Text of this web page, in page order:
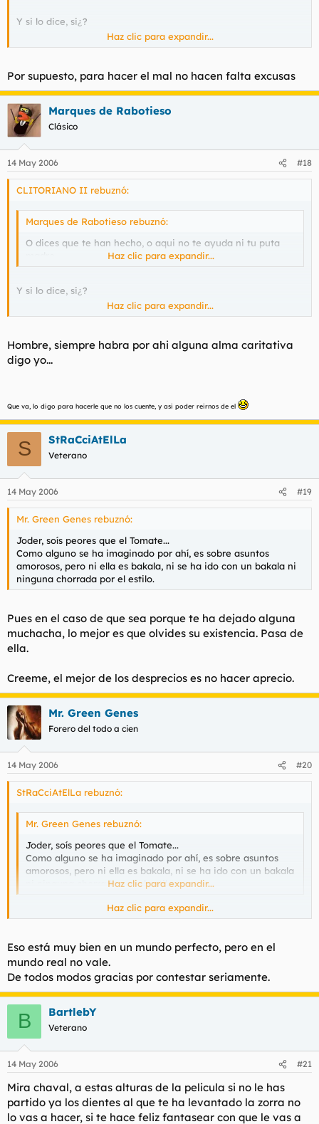
Y si lo dice, si¿?
Haz clic para expandir...
Por supuesto, para hacer el mal no hacen falta excusas
Marques de Rabotieso
Clásico
14 May 2006 #18
CLITORIANO II rebuznó:
Marques de Rabotieso rebuznó:
O dices que te han hecho, o aqui no te ayuda ni tu puta
Haz clic para expandir...
Y si lo dice, si¿?
Haz clic para expandir...
Hombre, siempre habra por ahi alguna alma caritativa
digo yo...
Que va, lo digo para hacerle que no los cuente, y asi poder reirnos de el
S StRaCciAtElLa
Veterano
14 May 2006 #19
Mr. Green Genes rebuznó:
Joder, soís peores que el Tomate...
Como alguno se ha imaginado por ahí, es sobre asuntos
amorosos, pero ni ella es bakala, ni se ha ido con un bakala ni
ninguna chorrada por el estilo.
Pues en el caso de que sea porque te ha dejado alguna
muchacha, lo mejor es que olvides su existencia. Pasa de
ella.
Creeme, el mejor de los desprecios es no hacer aprecio.
Mr. Green Genes
Forero del todo a cien
14 May 2006 #20
StRaCciAtElLa rebuznó:
Mr. Green Genes rebuznó:
Joder, soís peores que el Tomate...
Como alguno se ha imaginado por ahí, es sobre asuntos
amorosos, pero ni ella es bakala, ni se ha ido con un bakala
ni ninguna chorrada por el estilo.
Haz clic para expandir...
Pues en el caso de que sea porque te ha dejado alguna
Creeme, el mejor de los desprecios es no hacer aprecio.
Haz clic para expandir...
Eso está muy bien en un mundo perfecto, pero en el
mundo real no vale.
De todos modos gracias por contestar seriamente.
B BartlebY
Veterano
14 May 2006 #21
Mira chaval, a estas alturas de la pelicula si no le has
partido ya los dientes al que te ha levantado la zorra no
lo vas a hacer, si te hace feliz fantasear con que le vas a